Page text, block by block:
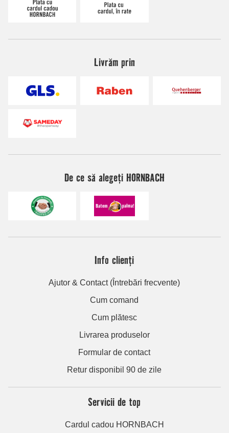
Livrăm prin
De ce să alegeți HORNBACH
Info clienți
Ajutor & Contact (Întrebări frecvente)
Cum comand
Cum plătesc
Livrarea produselor
Formular de contact
Retur disponibil 90 de zile
Servicii de top
Cardul cadou HORNBACH